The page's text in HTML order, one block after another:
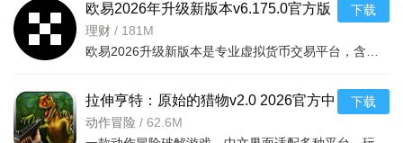
欧易2026年升级新版本v6.175.0官方版
理财 / 181M
下载
拉伸亨特：原始的猎物v2.0 2026官方中
文版
动作冒险 / 62.6M
下载